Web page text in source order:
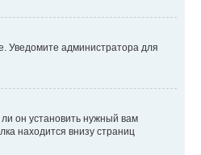
Уведомите администратора для
он установить нужный вам
находится внизу страниц